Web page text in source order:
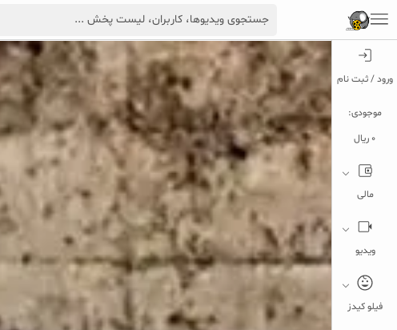
ورود / ثبت نام
موجودی:
0 ریال
مالی
ویدیو
فیلو کیدز